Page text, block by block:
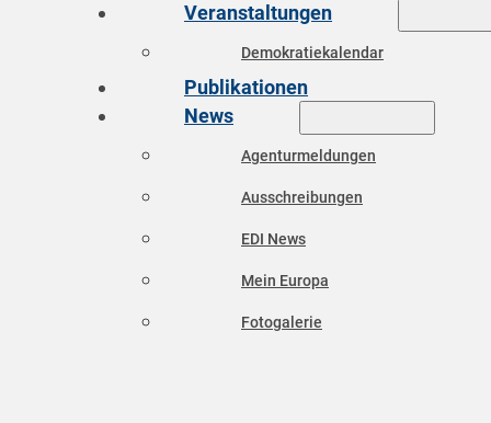
Veranstaltungen
Demokratiekalendar
Publikationen
News
Agenturmeldungen
Ausschreibungen
EDI News
Mein Europa
Fotogalerie